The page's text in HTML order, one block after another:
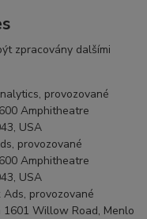
zpracovány dalšími
provozované
Amphitheatre
USA
provozované
Amphitheatre
USA
provozované
1601 Willow Road, Menlo